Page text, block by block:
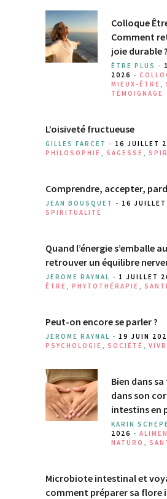
Colloque
Comment
joie durable ?
ÊTRE PLUS -
2026 -
MIEUX-ÊTRE
TÉMOIGNAGE
L’oisiveté fructueuse
GILLES FARCET - 16 JUILLET
PHILOSOPHIE
SAGESSE
Comprendre, accepter,
JEAN BOUSQUET - 16
SPIRITUALITÉ
Quand l’énergie s’emballe
retrouver un équilibre
JEROME RAYNAL - 1 JUILLET
ÊTRE
PHYTOTHÉRAPIE
Peut-on encore se parler ?
JEROME RAYNAL - 19 JUIN
PSYCHOLOGIE
SOCIÉTÉ
Bien dans
dans son
intestins en
KARIN
2026 -
NATURO
Microbiote intestinal et
comment préparer sa flore